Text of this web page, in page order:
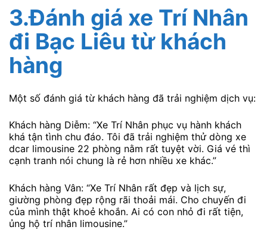
3.Đánh giá xe Trí Nhân
đi Bạc Liêu từ khách
hàng
Một số đánh giá từ khách hàng đã trải nghiệm dịch vụ:
Khách hàng Diễm: “Xe Trí Nhân phục vụ hành khách
khá tận tình chu đáo. Tôi đã trải nghiệm thử dòng xe
dcar limousine 22 phòng nằm rất tuyệt vời. Giá vé thì
cạnh tranh nói chung là rẻ hơn nhiều xe khác.”
Khách hàng Vân: “Xe Trí Nhân rất đẹp và lịch sự,
giường phòng đẹp rộng rãi thoải mái. Cho chuyến đi
của mình thật khoẻ khoắn. Ai có con nhỏ đi rất tiện,
ủng hộ trí nhân limousine.”